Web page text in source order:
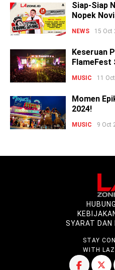
Siap-Siap
Nopek
NEWS 15 Oct
Keseruan
FlameFest
MUSIC 11
Momen
2024!
MUSIC 9 Oct
SYARAT DAN
STAY
WITH